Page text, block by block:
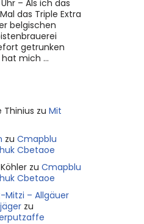
– Als ich das
das Triple Extra
belgischen
getrunken
hat mich …
Thinius zu Mit
zu Cmapblu
Cbetaoe
zu Cmapblu
Cbetaoe
Mitzi – Allgäuer
zu